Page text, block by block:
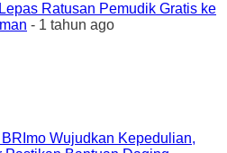
Ratusan Pemudik Gratis ke
- 1 tahun ago